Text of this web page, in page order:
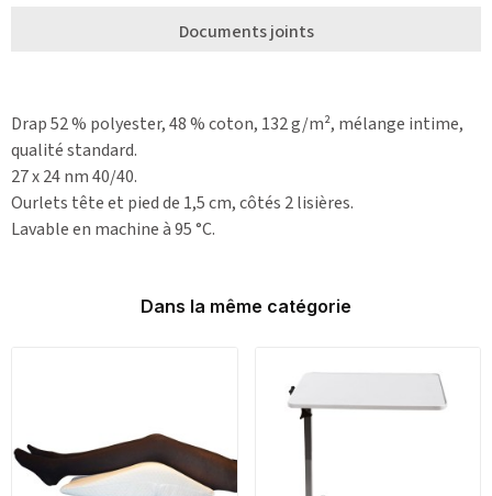
Documents joints
Drap 52 % polyester, 48 % coton, 132 g/m², mélange intime,
qualité standard.
27 x 24 nm 40/40.
Ourlets tête et pied de 1,5 cm, côtés 2 lisières.
Lavable en machine à 95 °C.
Dans la même catégorie